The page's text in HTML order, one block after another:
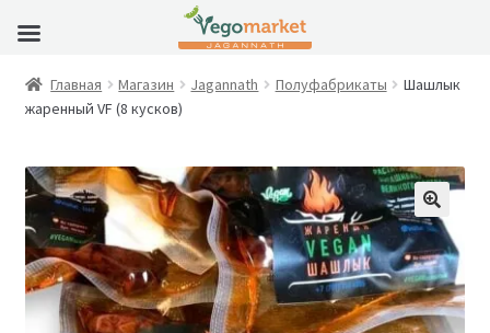
Главная Магазин Jagannath Полуфабрикаты
Шашлык
жаренный VF (8 кусков)